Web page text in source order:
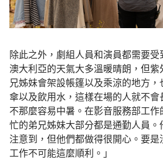
除此之外，劇組人員和演員都需要受
澳大利亞的天氣大多溫暖晴朗，但
兄姊妹會架設帳篷以及乘涼的地方
傘以及飲用水，這樣在場的人就不
不那麼容易中暑。在影音服務部工
忙的弟兄姊妹大部分都是通勤人員
注意到，但他們都做得很開心。要
工作不可能這麼順利。」